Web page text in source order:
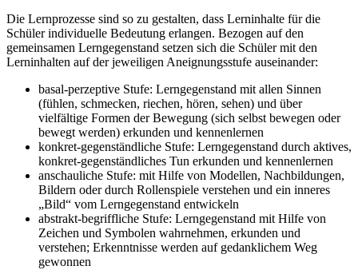
Die Lernprozesse sind so zu gestalten, dass Lerninhalte für die
Schüler individuelle Bedeutung erlangen. Bezogen auf den
gemeinsamen Lerngegenstand setzen sich die Schüler mit den
Lerninhalten auf der jeweiligen Aneignungsstufe auseinander:
basal-perzeptive Stufe: Lerngegenstand mit allen Sinnen
(fühlen, schmecken, riechen, hören, sehen) und über
vielfältige Formen der Bewegung (sich selbst bewegen oder
bewegt werden) erkunden und kennenlernen
konkret-gegenständliche Stufe: Lerngegenstand durch aktives,
konkret-gegenständliches Tun erkunden und kennenlernen
anschauliche Stufe: mit Hilfe von Modellen, Nachbildungen,
Bildern oder durch Rollenspiele verstehen und ein inneres
„Bild“ vom Lerngegenstand entwickeln
abstrakt-begriffliche Stufe: Lerngegenstand mit Hilfe von
Zeichen und Symbolen wahrnehmen, erkunden und
verstehen; Erkenntnisse werden auf gedanklichem Weg
gewonnen